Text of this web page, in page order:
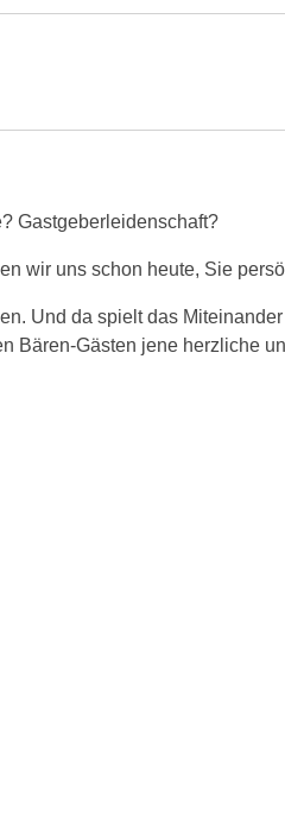
Gastgeberleidenschaft?
wir uns schon heute, Sie
Und da spielt das
Bären-Gästen jene herzliche